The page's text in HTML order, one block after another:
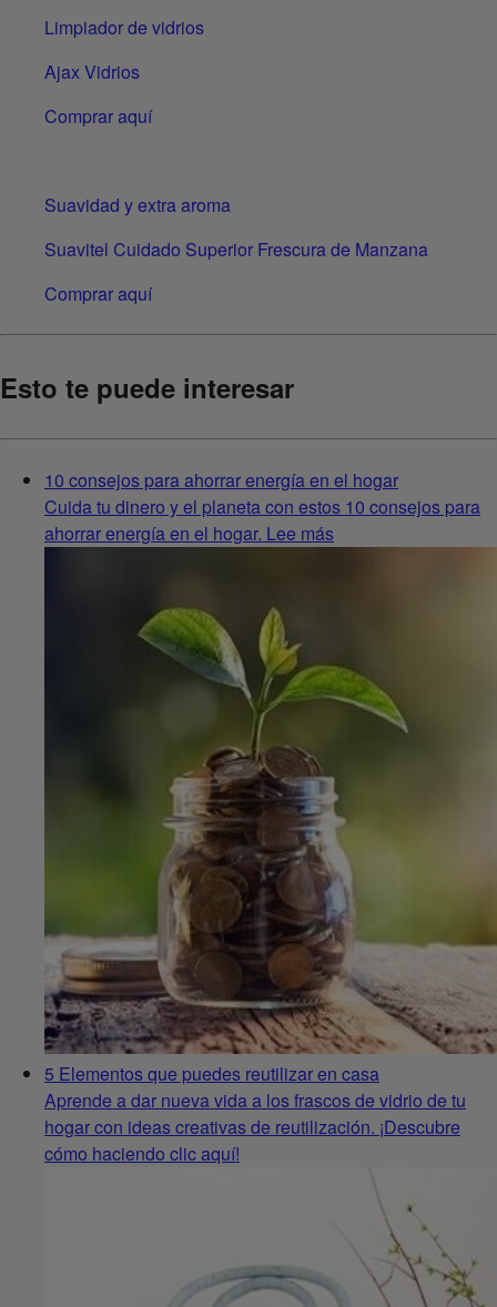
Limpiador de vidrios
Ajax Vidrios
Comprar aquí
Suavidad y extra aroma
Suavitel Cuidado Superior Frescura de Manzana
Comprar aquí
Esto te puede interesar
10 consejos para ahorrar energía en el hogar
Cuida tu dinero y el planeta con estos 10 consejos para
ahorrar energía en el hogar. Lee más
5 Elementos que puedes reutilizar en casa
Aprende a dar nueva vida a los frascos de vidrio de tu
hogar con ideas creativas de reutilización. ¡Descubre
cómo haciendo clic aquí!